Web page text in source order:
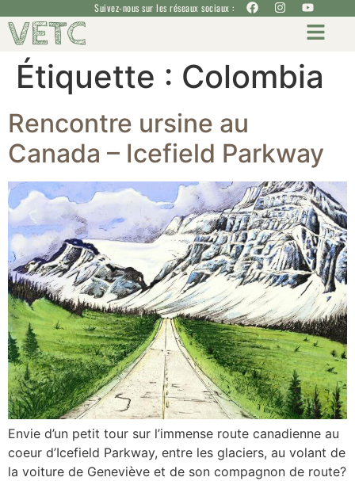
Suivez-nous sur les réseaux sociaux :
VETC
Étiquette : Colombia
Rencontre ursine au
Canada – Icefield Parkway
Envie d’un petit tour sur l’immense route canadienne au
coeur d’Icefield Parkway, entre les glaciers, au volant de
la voiture de Geneviève et de son compagnon de route?